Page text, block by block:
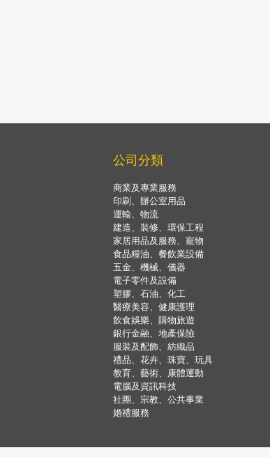
公司分類
商業及專業服務
印刷、辦公室用品
運輸、物流
建造、裝修、環保工程
家居用品及服務、寵物
食品糧油、餐飲業設備
五金、機械、儀器
電子零件及設備
塑膠、石油、化工
醫療美容、健康護理
飲食娛樂、購物旅遊
銀行金融、地產保險
服裝及配飾、紡織品
禮品、花卉、珠寶、玩具
教育、藝術、康體運動
電腦及資訊科技
社團、宗教、公共事業
婚禮服務